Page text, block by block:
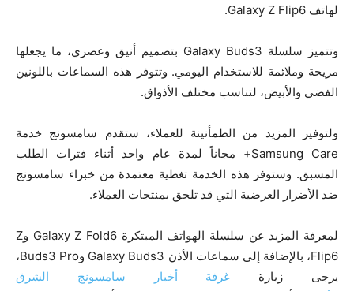
لهاتف Galaxy Z Flip6.
وتتميز سلسلة Galaxy Buds3 بتصميم أنيق وعصري، ما يجعلها
مريحة وملائمة للاستخدام اليومي. وتتوفر هذه السماعات باللونين
الفضي والأبيض، لتناسب مختلف الأذواق.
ولتوفير المزيد من الطمأنينة للعملاء، ستقدم سامسونج خدمة
Samsung Care+ مجاناً لمدة عام واحد أثناء فترات الطلب
المسبق. وستوفر هذه الخدمة تغطية معتمدة من خبراء سامسونج
ضد الأضرار العرضية التي قد تلحق بمنتجات العملاء.
لمعرفة المزيد عن سلسلة الهواتف المبتكرة Galaxy Z Fold6 وZ
Flip6، بالإضافة إلى سماعات الأذن Galaxy Buds3 وBuds3 Pro،
يرجى زيارة غرفة أخبار سامسونج الشرق